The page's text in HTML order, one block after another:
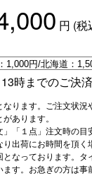
円 (税
時までのご決
なります。ご注文状
あります。
」「１点」注文時の
出荷にお時間を頂く
なっております。タ
ます。お急ぎの方は